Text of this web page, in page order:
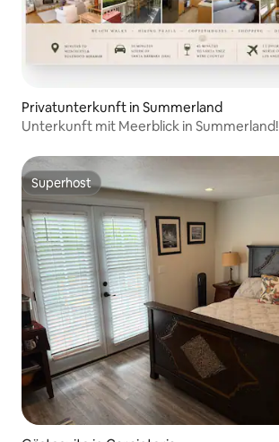
Privatunterkunft in Summerland
Unterkunft mit Meerblick in Summerland!
Superhost
Superhost